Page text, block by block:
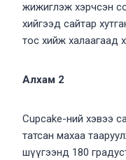
жижиглэж хэрчсэн
хийгээд сайтар
тос хийж халаагаад
Алхам 2
Cupcake-ний хэвээ
татсан махаа
шүүгээнд 180